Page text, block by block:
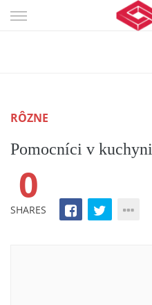
Skip
RÔZNE
Pomocníci v kuchyni
0
SHARES